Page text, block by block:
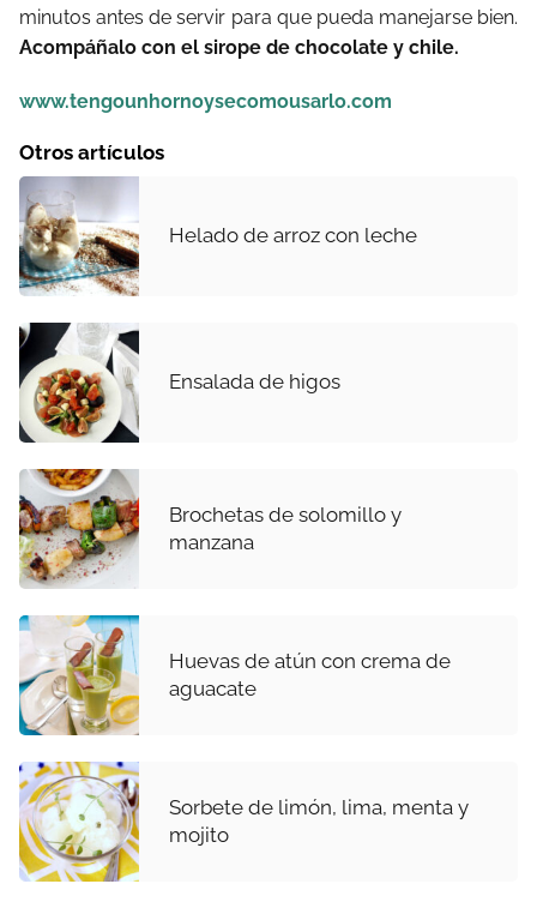
minutos antes de servir para que pueda manejarse bien.
Acompáñalo con el sirope de chocolate y chile.
www.tengounhornoysecomousarlo.com
Otros artículos
Helado de arroz con leche
Ensalada de higos
Brochetas de solomillo y
manzana
Huevas de atún con crema de
aguacate
Sorbete de limón, lima, menta y
mojito